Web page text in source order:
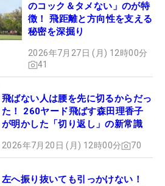
のコック＆タメない」のが特
徴！ 飛距離と方向性を支える
秘密を深掘り
2026年7月27日 (月) 12時00分
41
飛ばない人は腰を先に切るからだっ
た！ 260ヤード飛ばす森田理香子
が明かした「切り返し」の新常識
2026年7月20日 (月) 12時00分 70
左へ振り抜いても引っかけない！